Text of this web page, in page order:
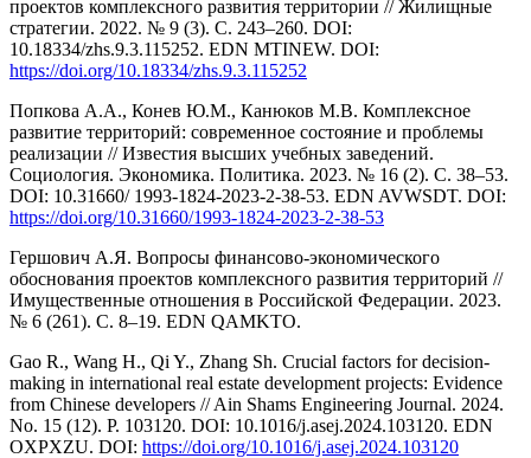
проектов комплексного развития территории // Жилищные
стратегии. 2022. № 9 (3). С. 243–260. DOI:
10.18334/zhs.9.3.115252. EDN MTINEW. DOI:
https://doi.org/10.18334/zhs.9.3.115252
Попкова А.А., Конев Ю.М., Канюков М.В. Комплексное
развитие территорий: современное состояние и проблемы
реализации // Известия высших учебных заведений.
Социология. Экономика. Политика. 2023. № 16 (2). С. 38–53.
DOI: 10.31660/ 1993-1824-2023-2-38-53. EDN AVWSDT. DOI:
https://doi.org/10.31660/1993-1824-2023-2-38-53
Гершович А.Я. Вопросы финансово-экономического
обоснования проектов комплексного развития территорий //
Имущественные отношения в Российской Федерации. 2023.
№ 6 (261). С. 8–19. EDN QAMKTO.
Gao R., Wang H., Qi Y., Zhang Sh. Crucial factors for decision-
making in international real estate development projects: Evidence
from Chinese developers // Ain Shams Engineering Journal. 2024.
No. 15 (12). P. 103120. DOI: 10.1016/j.asej.2024.103120. EDN
OXPXZU. DOI: https://doi.org/10.1016/j.asej.2024.103120